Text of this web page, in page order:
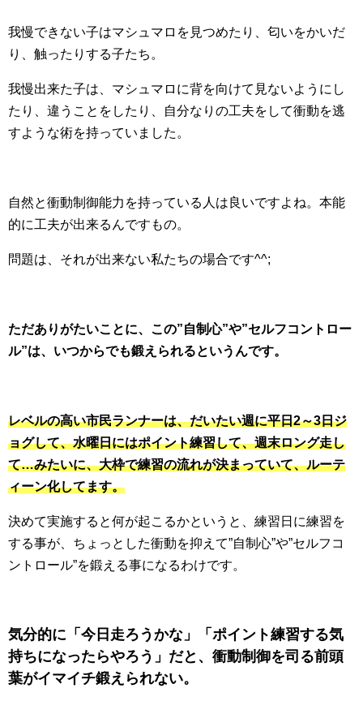
我慢できない子はマシュマロを見つめたり、匂いをかいだ
り、触ったりする子たち。
我慢出来た子は、マシュマロに背を向けて見ないようにし
たり、違うことをしたり、自分なりの工夫をして衝動を逃
すような術を持っていました。
自然と衝動制御能力を持っている人は良いですよね。本能
的に工夫が出来るんですもの。
問題は、それが出来ない私たちの場合です^^;
ただありがたいことに、この”自制心”や”セルフコントロー
ル”は、いつからでも鍛えられるというんです。
レベルの高い市民ランナーは、だいたい週に平日2～3日ジ
ョグして、水曜日にはポイント練習して、週末ロング走し
て…みたいに、大枠で練習の流れが決まっていて、ルーテ
ィーン化してます。
決めて実施すると何が起こるかというと、練習日に練習を
する事が、ちょっとした衝動を抑えて”自制心”や”セルフコ
ントロール”を鍛える事になるわけです。
気分的に「今日走ろうかな」「ポイント練習する気
持ちになったらやろう」だと、衝動制御を司る前頭
葉がイマイチ鍛えられない。